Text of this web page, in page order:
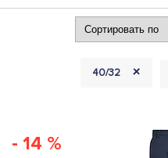
40/32 +
- 14 %